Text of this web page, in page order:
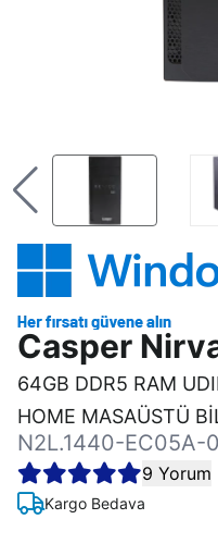
Casper
64GB DDR5 RAM
HOME MASAÜSTÜ
N2L.1440-EC05A-
9 Yorum
Kargo Bedava